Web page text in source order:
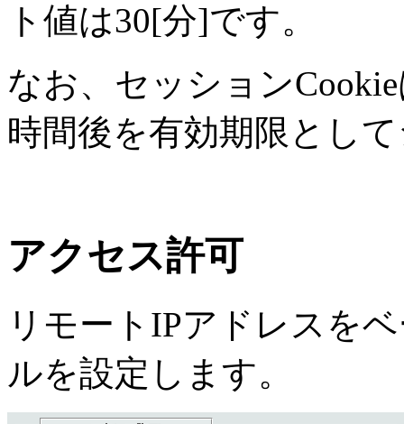
ト値は30[分]です。
なお、セッション
時間後を有効期限とし
アクセス許可
リモートIPアドレスを
ルを設定します。